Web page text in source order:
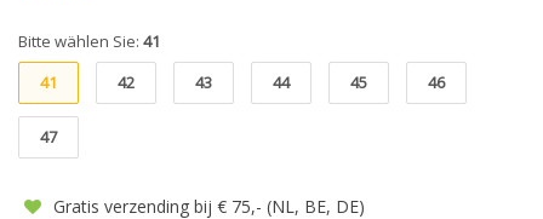
Bitte wählen Sie: 41
41
42 43 44 45 46
47
Gratis verzending bij € 75,- (NL, BE, DE)